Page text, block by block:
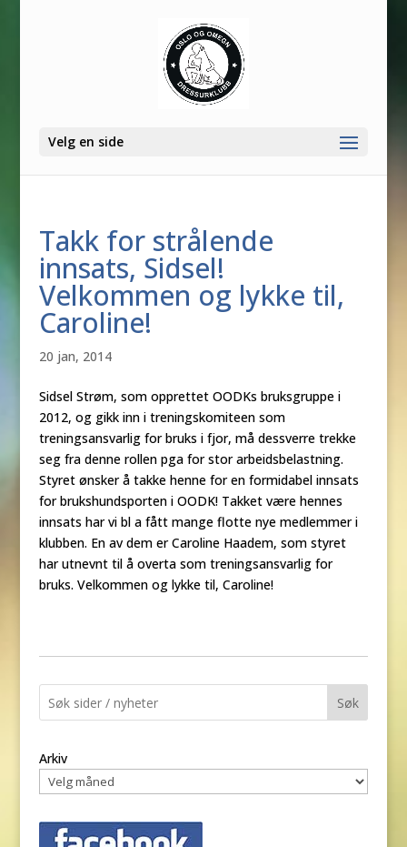
Velg en side
Takk for strålende
innsats, Sidsel!
Velkommen og lykke til,
Caroline!
20 jan, 2014
Sidsel Strøm, som opprettet OODKs bruksgruppe i
2012, og gikk inn i treningskomiteen som
treningsansvarlig for bruks i fjor, må dessverre trekke
seg fra denne rollen pga for stor arbeidsbelastning.
Styret ønsker å takke henne for en formidabel innsats
for brukshundsporten i OODK! Takket være hennes
innsats har vi bl a fått mange flotte nye medlemmer i
klubben. En av dem er Caroline Haadem, som styret
har utnevnt til å overta som treningsansvarlig for
bruks. Velkommen og lykke til, Caroline!
Søk
Arkiv